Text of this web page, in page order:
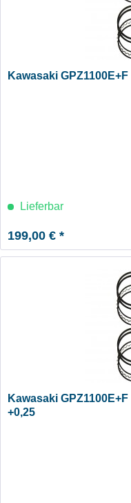
Kawasaki
Lieferbar
199,00 € *
Kawasaki
+0,25